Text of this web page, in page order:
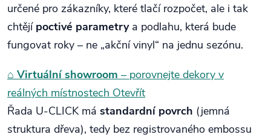
určené pro zákazníky, které tlačí rozpočet, ale i tak
chtějí poctivé parametrya podlahu, která bude
fungovat roky – ne „akční vinyl“ na jednu sezónu.
⌂ Virtuální showroom – porovnejte dekory v
reálných místnostech Otevřít
Řada U-CLICK má standardní povrch (jemná
struktura dřeva), tedy bez registrovaného embossu